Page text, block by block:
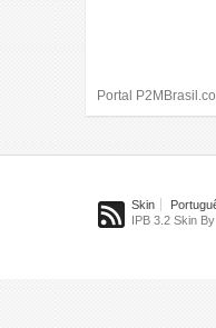
Portal
Skin
IPB 3.2 Skin